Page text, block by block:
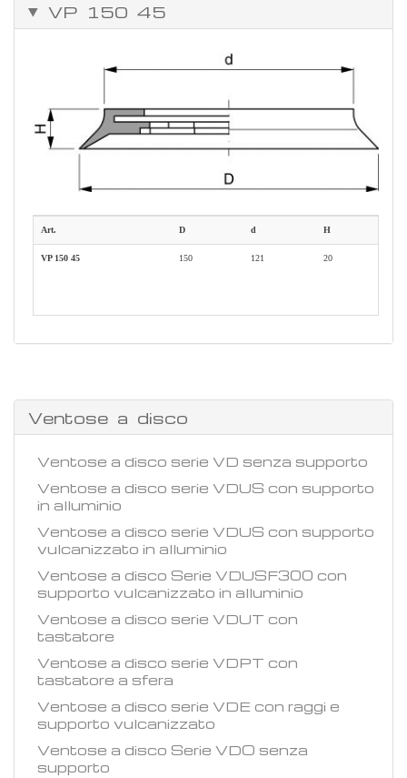
VP 150 45
Art. D d H
VP 150 45 150 121 20
Ventose a disco
Ventose a disco serie VD senza supporto
Ventose a disco serie VDUS con supporto
in alluminio
Ventose a disco serie VDUS con supporto
vulcanizzato in alluminio
Ventose a disco Serie VDUSF300 con
supporto vulcanizzato in alluminio
Ventose a disco serie VDUT con
tastatore
Ventose a disco serie VDPT con
tastatore a sfera
Ventose a disco serie VDE con raggi e
supporto vulcanizzato
Ventose a disco Serie VDO senza
supporto